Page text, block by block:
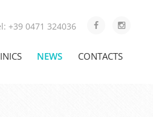
+39 0471 324036
NEWS CONTACTS